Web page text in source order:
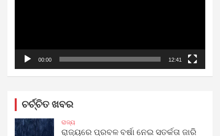
00:00 12:41
ଚର୍ଚ୍ଚିତ ଖବର
ରାଜ୍ୟ
ରାଜ୍ୟରେ ପ୍ରବଳ ବର୍ଷା ନେଇ ସତର୍କତା ଜାରି